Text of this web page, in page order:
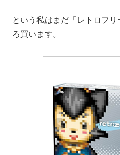
という私はまだ「レトロフ
ろ買います。